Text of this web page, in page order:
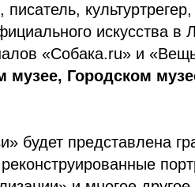
искусства в
«Собака.ru» и
музее, Городском
будет представлена